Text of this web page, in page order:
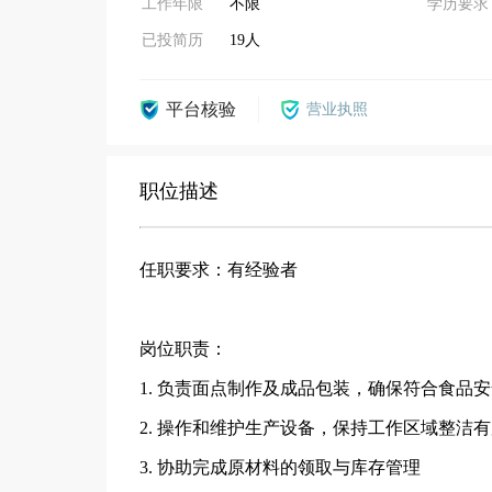
工作年限 不限
已投简历 19人
学历要求
平台核验 营业执照
职位描述
任职要求：有经验者
岗位职责：
1. 负责面点制作及成品包装，确保符合食品
2. 操作和维护生产设备，保持工作区域整洁
3. 协助完成原材料的领取与库存管理